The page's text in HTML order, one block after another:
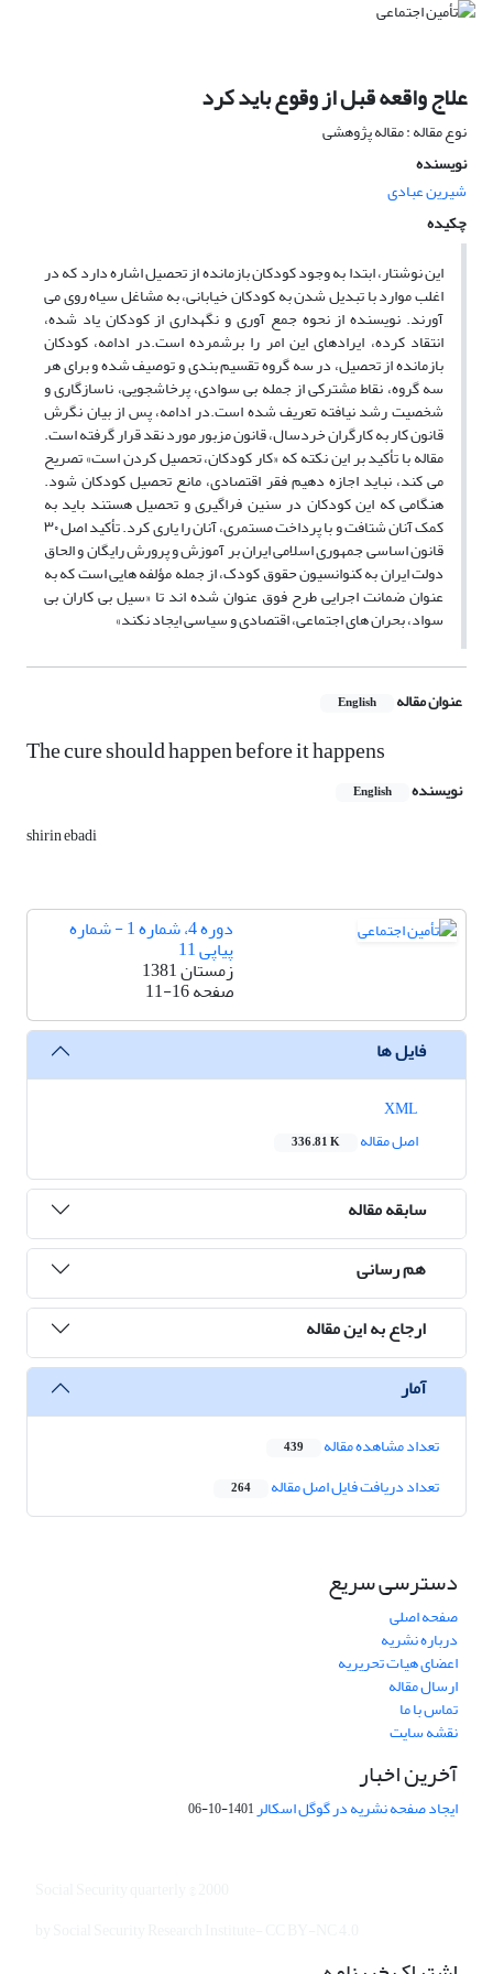
علاج واقعه قبل از وقوع باید کرد
نوع مقاله : مقاله پژوهشی
نویسنده
شیرین عبادی
چکیده
این نوشتار، ابتدا به وجود کودکان بازمانده از تحصیل اشاره دارد که در
اغلب موارد با تبدیل شدن به کودکان خیابانی، به مشاغل سیاه روی می
آورند. نویسنده از نحوه جمع آوری و نگهداری از کودکان یاد شده،
انتقاد کرده، ایرادهای این امر را برشمرده است.در ادامه، کودکان
بازمانده از تحصیل، در سه گروه تقسیم بندی و توصیف شده و برای هر
سه گروه، نقاط مشترکی از جمله بی سوادی، پرخاشجویی، ناسازگاری و
شخصیت رشد نیافته تعریف شده است.در ادامه، پس از بیان نگرش
قانون کار به کارگران خردسال، قانون مزبور مورد نقد قرار گرفته است.
مقاله با تأکید بر این نکته که «کار کودکان، تحصیل کردن است» تصریح
می کند، نباید اجازه دهیم فقر اقتصادی، مانع تحصیل کودکان شود.
هنگامی که این کودکان در سنین فراگیری و تحصیل هستند باید به
کمک آنان شتافت و با پرداخت مستمری، آنان را یاری کرد. تأکید اصل ۳۰
قانون اساسی جمهوری اسلامی ایران بر آموزش و پرورش رایگان و الحاق
دولت ایران به کنوانسیون حقوق کودک، از جمله مؤلفه هایی است که به
عنوان ضمانت اجرایی طرح فوق عنوان شده اند تا «سیل بی کاران بی
سواد، بحران های اجتماعی، اقتصادی و سیاسی ایجاد نکند»
عنوان مقاله English
The cure should happen before it happens
نویسنده English
shirin ebadi
دوره 4، شماره 1 - شماره
پیاپی 11
زمستان 1381
صفحه11-16
فایل ها
اصل مقاله
336.81 K
سابقه مقاله
هم رسانی
ارجاع به این مقاله
آمار
تعداد مشاهده مقاله 439
تعداد دریافت فایل اصل مقاله 264
دسترسی سریع
صفحه اصلی
درباره نشریه
اعضای هیات تحریریه
ارسال مقاله
تماس با ما
نقشه سایت
آخرین اخبار
ایجاد صفحه نشریه در گوگل اسکالر1401-10-06